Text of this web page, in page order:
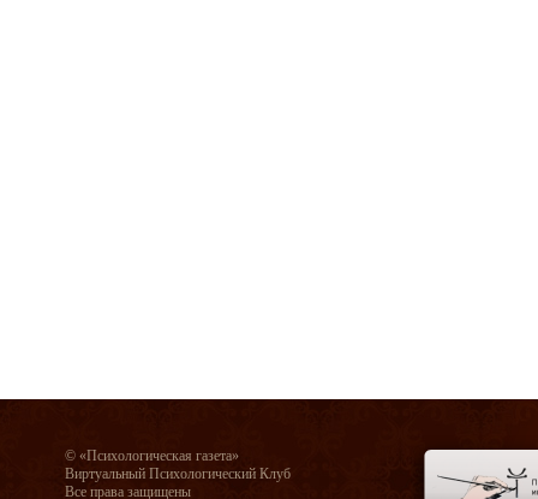
© «Психологическая газета»
Виртуальный Психологический Клуб
Все права защищены